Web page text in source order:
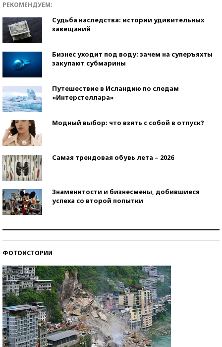
РЕКОМЕНДУЕМ:
Судьба наследства: истории удивительных
завещаний
Бизнес уходит под воду: зачем на суперъяхты
закупают субмарины
Путешествие в Исландию по следам
«Интерстеллара»
Модный выбор: что взять с собой в отпуск?
Самая трендовая обувь лета – 2026
Знаменитости и бизнесмены, добившиеся
успеха со второй попытки
ФОТОИСТОРИИ